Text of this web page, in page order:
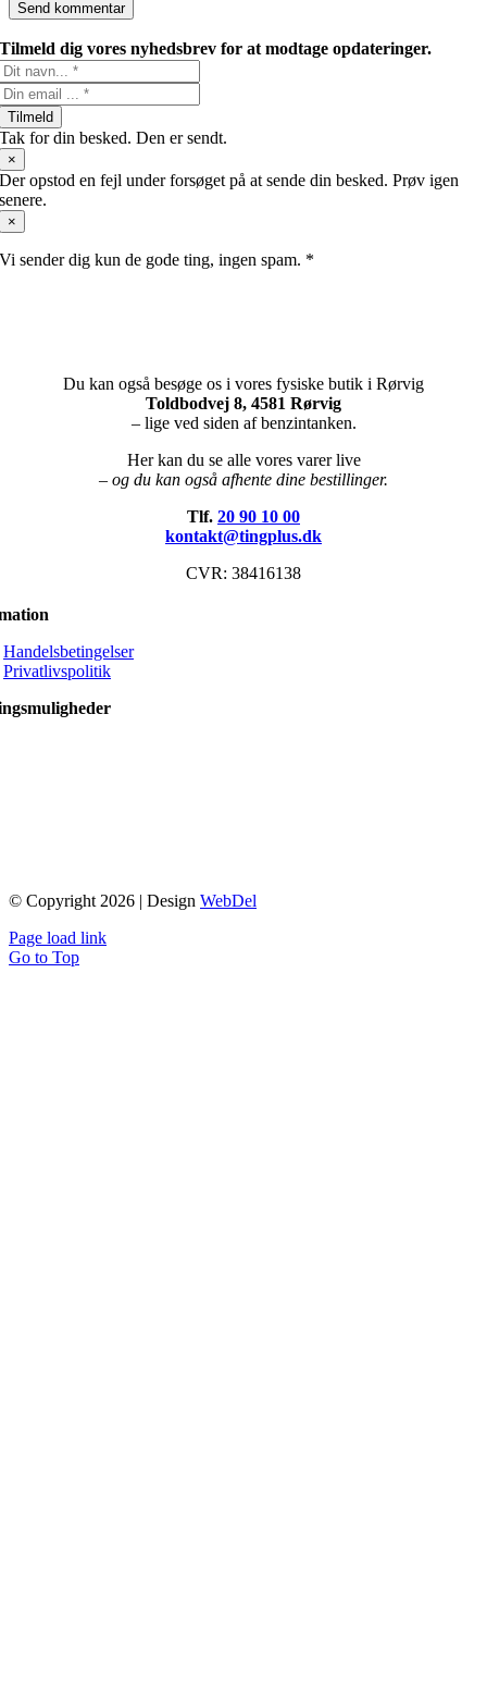
Tilmeld dig vores nyhedsbrev for at modtage opdateringer.
Tilmeld
Tak for din besked. Den er sendt.
×
Der opstod en fejl under forsøget på at sende din besked. Prøv igen
senere.
×
Vi sender dig kun de gode ting, ingen spam. *
Du kan også besøge os i vores fysiske butik i Rørvig
Toldbodvej 8, 4581 Rørvig
– lige ved siden af benzintanken.
Her kan du se alle vores varer live
– og du kan også afhente dine bestillinger.
Tlf. 20 90 10 00
kontakt@tingplus.dk
CVR: 38416138
Handelsbetingelser
Privatlivspolitik
© Copyright 2026 | Design WebDel
Page load link
Go to Top